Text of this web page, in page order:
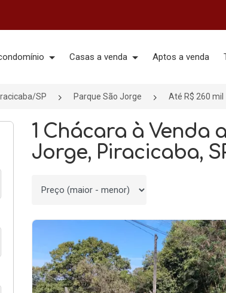
Casas a venda Aptos a venda
SP Parque São Jorge Até R$ 260 mil
1 Chácara à Venda
Jorge, Piracicaba,
Ordenar por